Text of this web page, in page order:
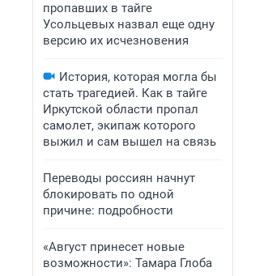
пропавших в тайге
Усольцевых назвал еще одну
версию их исчезновения
История, которая могла бы
стать трагедией. Как в тайге
Иркутской области пропал
самолет, экипаж которого
выжил и сам вышел на связь
Переводы россиян начнут
блокировать по одной
причине: подробности
«Август принесет новые
возможности»: Тамара Глоба